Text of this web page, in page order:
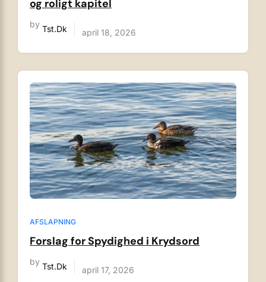
og roligt kapitel
by Tst.dk april 18, 2026
AFSLAPNING
Forslag for Spydighed i Krydsord
by Tst.dk april 17, 2026